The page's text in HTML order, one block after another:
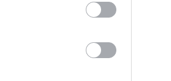
indelebile
La